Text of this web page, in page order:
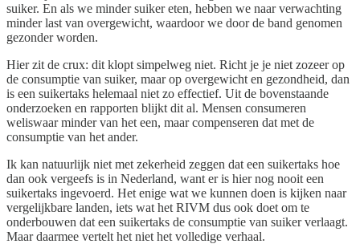
suiker. En als we minder suiker eten, hebben we naar verwachting
minder last van overgewicht, waardoor we door de band genomen
gezonder worden.
Hier zit de crux: dit klopt simpelweg niet. Richt je je niet zozeer op
de consumptie van suiker, maar op overgewicht en gezondheid, dan
is een suikertaks helemaal niet zo effectief. Uit de bovenstaande
onderzoeken en rapporten blijkt dit al. Mensen consumeren
weliswaar minder van het een, maar compenseren dat met de
consumptie van het ander.
Ik kan natuurlijk niet met zekerheid zeggen dat een suikertaks hoe
dan ook vergeefs is in Nederland, want er is hier nog nooit een
suikertaks ingevoerd. Het enige wat we kunnen doen is kijken naar
vergelijkbare landen, iets wat het RIVM dus ook doet om te
onderbouwen dat een suikertaks de consumptie van suiker verlaagt.
Maar daarmee vertelt het niet het volledige verhaal.